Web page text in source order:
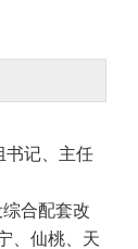
书记、主任
合配套改
、仙桃、天